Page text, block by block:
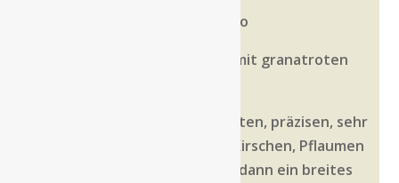
Sangiovese grosso
Intensives Rubinrot mit granatroten
Beginnend mit eleganten, präzisen, sehr
feinen Noten von dunklen Kirschen, Pflaumen
und Veilchen. Es öffnet sich dann ein breites